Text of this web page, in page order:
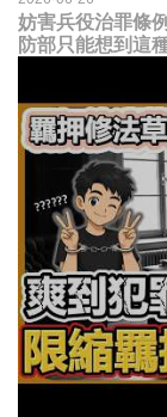
妨害兵役治罪條
防部只能想到這